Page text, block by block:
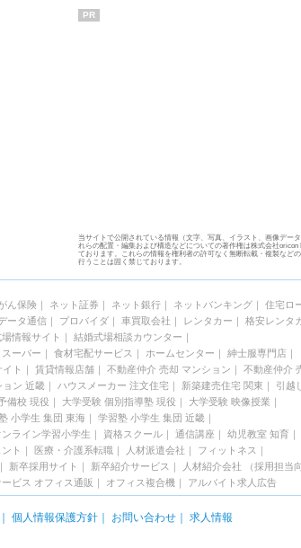
PR
当サイトで公開されている情報（文字、写真、イラスト、画像デー
れらの配置・編集および構造などについての著作権は株式会社oricon
ております。これらの情報を権利者の許可なく無断転載・複製など
行うことは固く禁じております。
ん保険｜ ネット証券 ｜ ネット銀行｜ ネットバンキング｜ 住宅ロ
ータ通信｜ プロバイダ｜ 車買取会社 ｜ レンタカー ｜ 格安レンタ
情報サイト ｜ 結婚式場相談カウンター ｜
ーパー ｜ 食材宅配サービス ｜ ホームセンター ｜ 紳士服専門店｜
ト ｜ 賃貸情報店舗 ｜ 不動産仲介 売却 マンション ｜ 不動産仲介
ョン 近畿｜ ハウスメーカー 注文住宅｜ 新築建売住宅 関東 ｜ 引越
備校 現役｜ 大学受験 個別指導塾 現役｜ 大学受験 映像授業 ｜
小学生 集団 東海｜ 学習塾 小学生 集団 近畿｜
ライン学習小学生 ｜ 資格スクール｜ 通信講座 ｜ 幼児教室 知育 ｜
ト ｜ 医療・介護系転職 ｜ 人材派遣会社 ｜ フィットネス ｜
｜ 新卒採用サイト ｜ 新卒紹介サービス ｜ 人材紹介会社 （採用担当向
ビス オフィス通販 ｜ オフィス複合機｜ アルバイト求人広告
｜ 個人情報保護方針｜ お問い合わせ｜ 求人情報